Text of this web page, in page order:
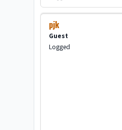
pjk
Guest
Logged